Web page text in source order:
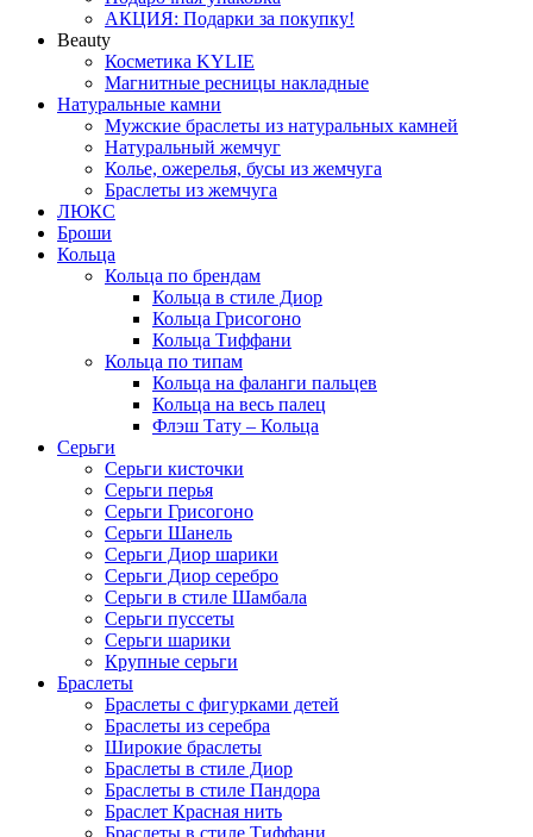
АКЦИЯ: Подарки за покупку!
Beauty
Косметика KYLIE
Магнитные ресницы накладные
Натуральные камни
Мужские браслеты из натуральных камней
Натуральный жемчуг
Колье, ожерелья, бусы из жемчуга
Браслеты из жемчуга
ЛЮКС
Броши
Кольца
Кольца по брендам
Кольца в стиле Диор
Кольца Грисогоно
Кольца Тиффани
Кольца по типам
Кольца на фаланги пальцев
Кольца на весь палец
Флэш Тату – Кольца
Серьги
Серьги кисточки
Серьги перья
Серьги Грисогоно
Серьги Шанель
Серьги Диор шарики
Серьги Диор серебро
Серьги в стиле Шамбала
Серьги пуссеты
Серьги шарики
Крупные серьги
Браслеты
Браслеты с фигурками детей
Браслеты из серебра
Широкие браслеты
Браслеты в стиле Диор
Браслеты в стиле Пандора
Браслет Красная нить
Браслеты в стиле Тиффани